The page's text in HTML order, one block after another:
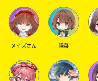
メイズさん 陽菜